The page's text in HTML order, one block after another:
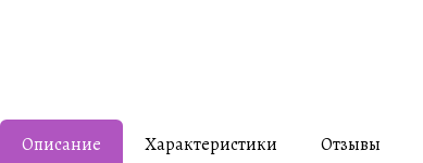
Описание Характеристики Отзывы